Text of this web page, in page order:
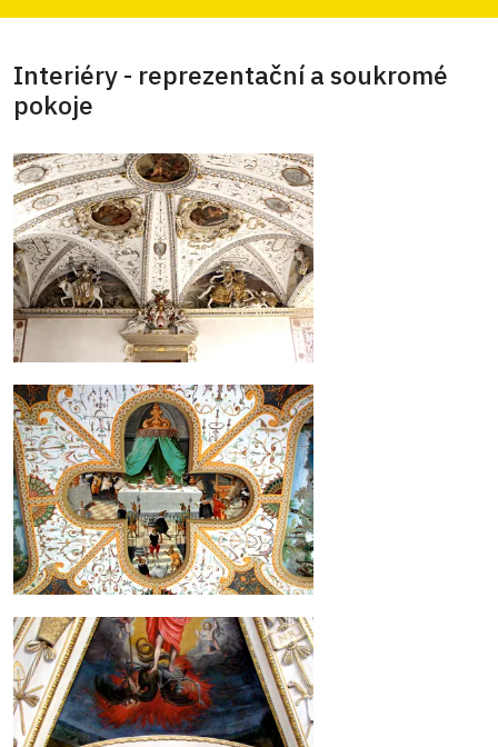
Interiéry - reprezentační a soukromé
pokoje